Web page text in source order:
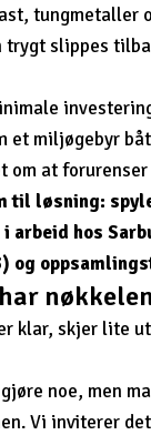
tungmetaller
trygt slippes
et miljøgebyr
om at
til løsning:
arbeid hos
) og
klar, skjer lite
noe, men
Vi inviterer